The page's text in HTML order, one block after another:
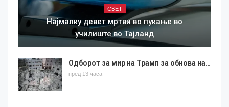
СВЕТ
Најмалку девет мртви во пукање во
училиште во Тајланд
Одборот за мир на Трамп за обнова на…
пред 13 часа